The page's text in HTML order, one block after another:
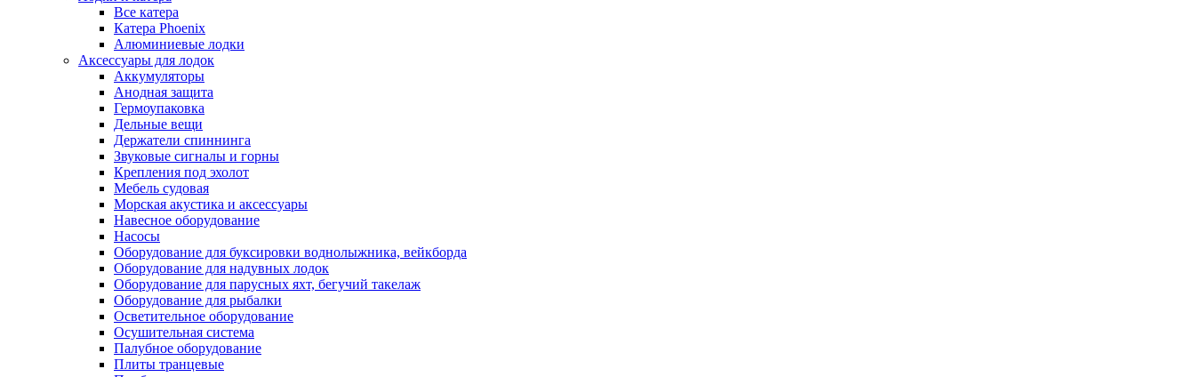
Все катера
Катера Phoenix
Алюминиевые лодки
Аксессуары для лодок
Аккумуляторы
Анодная защита
Гермоупаковка
Дельные вещи
Держатели спиннинга
Звуковые сигналы и горны
Крепления под эхолот
Мебель судовая
Морская акустика и аксессуары
Навесное оборудование
Насосы
Оборудование для буксировки воднолыжника, вейкборда
Оборудование для надувных лодок
Оборудование для парусных яхт, бегучий такелаж
Оборудование для рыбалки
Осветительное оборудование
Осушительная система
Палубное оборудование
Плиты транцевые